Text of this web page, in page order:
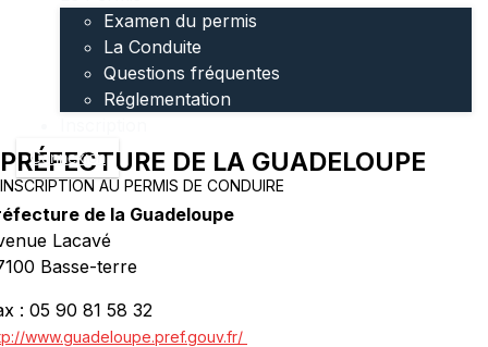
Examen du permis
La Conduite
Questions fréquentes
Réglementation
Connexion
PRÉFECTURE DE LA GUADELOUPE
INSCRIPTION AU PERMIS DE CONDUIRE
de la Guadeloupe
Lacavé
Basse-terre
: 05 90 81 58 32
www.guadeloupe.pref.gouv.fr/